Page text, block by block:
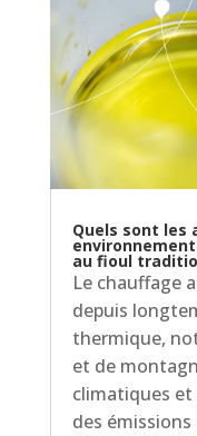
Quels sont les
au fioul
Le chauffage
depuis
thermique,
et de
climatiques
des